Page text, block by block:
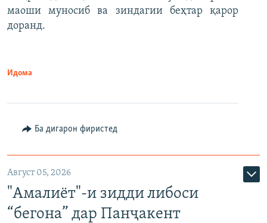
маоши муносиб ва зиндагии беҳтар қарор
доранд.
Идома
Ба дигарон фиристед
Август 05, 2026
"Амалиёт"-и зидди либоси
“бегона” дар Панҷакент